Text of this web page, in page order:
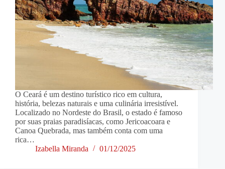
O Ceará é um destino turístico rico em cultura,
história, belezas naturais e uma culinária irresistível.
Localizado no Nordeste do Brasil, o estado é famoso
por suas praias paradisíacas, como Jericoacoara e
Canoa Quebrada, mas também conta com uma
rica…
Izabella Miranda
01/12/2025